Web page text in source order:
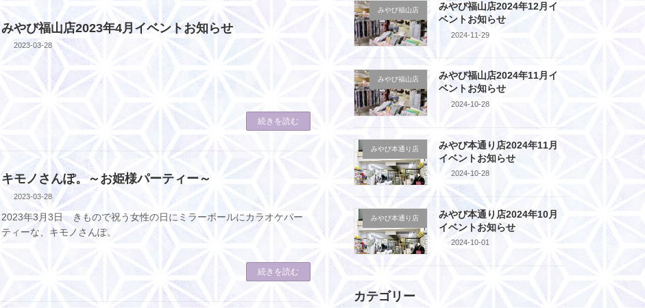
みやび福山店2023年4月イベントお知らせ
2023-03-28
続きを読む
キモノさんぽ。～お姫様パーティー～
2023-03-28
2023年3月3日 きもので祝う女性の日にミラーボールにカラオケパー
ティーな、キモノさんぽ。
続きを読む
みやび福山店
みやび福山店2024年12月イ
ベントお知らせ
2024-11-29
みやび福山店
みやび福山店2024年11月イ
ベントお知らせ
2024-10-28
みやび本通り店
みやび本通り店2024年11月
イベントお知らせ
2024-10-28
みやび本通り店
みやび本通り店2024年10月
イベントお知らせ
2024-10-01
カテゴリー